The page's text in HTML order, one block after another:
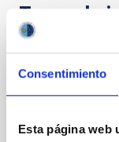
Consentimiento
Esta página web
Te puede
HARMONI
HARMONI es
Telescope).